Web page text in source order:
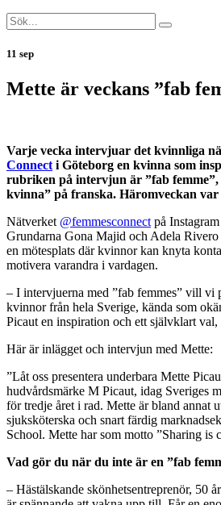
11 sep
Mette är veckans ”fab
Varje vecka intervjuar det kvinnliga
Connect i Göteborg en kvinna som
rubriken på intervjun är ”fab femme”,
kvinna” på franska. Häromveckan
Nätverket @femmesconnect på
Grundarna Gona Majid och Adela
en mötesplats där kvinnor kan knyta
motivera varandra i vardagen.
– I intervjuerna med ”fab femmes” vill vi
kvinnor från hela Sverige, kända som
Picaut en inspiration och ett självklart val,
Här är inlägget och intervjun med Mette:
”Låt oss presentera underbara Mette
hudvårdsmärke M Picaut, idag Sveriges
för tredje året i rad. Mette är bland annat
sjuksköterska och snart färdig
School. Mette har som motto ”Sharing is
Vad gör du när du inte är en ”fab
– Hästälskande skönhetsentreprenör, 50